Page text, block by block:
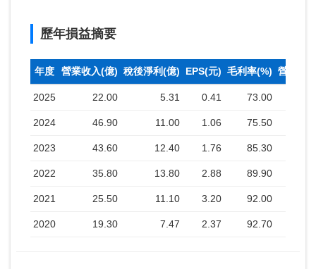
歷年損益摘要
年度 營業收入(億) 稅後淨利(億) EPS(元) 毛利率(%) 營業利
2025 22.00 5.31 0.41 73.00
2024 46.90 11.00 1.06 75.50
2023 43.60 12.40 1.76 85.30
2022 35.80 13.80 2.88 89.90
2021 25.50 11.10 3.20 92.00
2020 19.30 7.47 2.37 92.70